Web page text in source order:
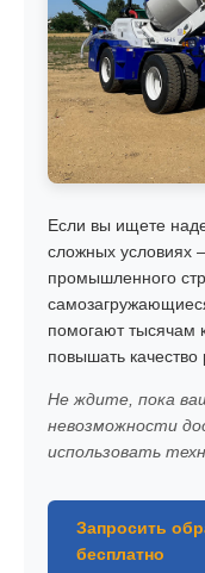
Если вы ищете
сложных условиях
промышленного
помогают тысячам
повышать качество
Не ждите, пока
невозможности
использовать
Запросить
бесплатно